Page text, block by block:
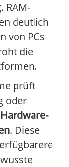
RAM-
deutlich
von PCs
die
prüft
oder
Hardware-
. Diese